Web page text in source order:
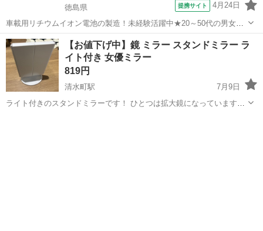
徳島県
提携サイト 4月24日
車載用リチウムイオン電池の製造！未経験活躍中★20～50代の男女活
躍中！寮費無料★備品付き1R寮完備！自宅からマイカー通勤OK！無料
駐車場完備◎正社員登用制度あり！《徳島県板野郡松茂町》 人気の工
場のお仕事 ◇車載用リチウ...
徳島 その他
【お値下げ中】鏡 ミラー スタンドミラー ラ
イト付き 女優ミラー
819円
清水町駅
7月9日
ライト付きのスタンドミラーです！ ひとつは拡大鏡になっています！